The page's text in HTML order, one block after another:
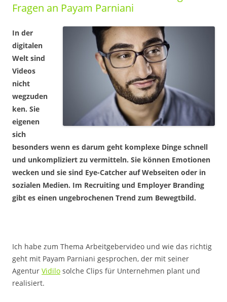
Fragen an Payam Parniani
In der
digitalen
Welt sind
Videos
nicht
wegzuden
ken. Sie
eigenen
sich
besonders wenn es darum geht komplexe Dinge schnell
und unkompliziert zu vermitteln. Sie können Emotionen
wecken und sie sind Eye-Catcher auf Webseiten oder in
sozialen Medien. Im Recruiting und Employer Branding
gibt es einen ungebrochenen Trend zum Bewegtbild.
Ich habe zum Thema Arbeitgebervideo und wie das richtig
geht mit Payam Parniani gesprochen, der mit seiner
Agentur Vidilo solche Clips für Unternehmen plant und
realisiert.